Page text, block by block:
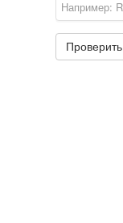
Проверить